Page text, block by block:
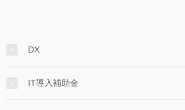
DX
IT導入補助金